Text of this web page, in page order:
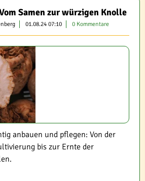
Samen zur würzigen Knolle
01.08.24 07:10 0 Kommentare
anbauen und pflegen: Von der
bis zur Ernte der